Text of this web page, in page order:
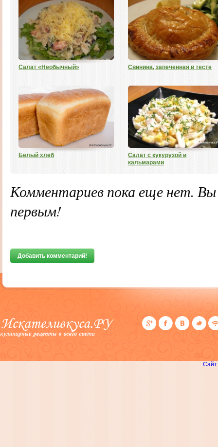
Салат «Необычный» Свинина, запеченная в тесте
Белый хлеб
Салат с кукурузой и
кальмарами
Комментариев пока еще нет.
первым!
Добавить комментарий!
Сайт